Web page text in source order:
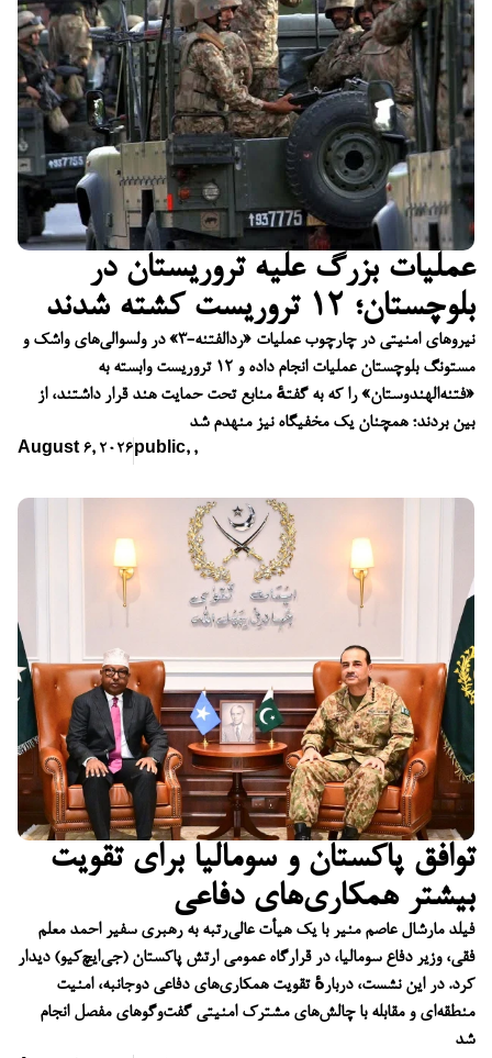
عملیات بزرگ علیه تروریستان در
بلوچستان؛ ۱۲ تروریست کشته شدند
نیروهای امنیتی در چارچوب عملیات «ردالفتنه-۳» در ولسوالی‌های واشک و
مستونگ بلوچستان عملیات انجام داده و ۱۲ تروریست وابسته به
«فتنه‌الهندوستان» را که به گفتهٔ منابع تحت حمایت هند قرار داشتند، از
بین بردند؛ همچنان یک مخفیگاه نیز منهدم شد
August 6, 2026 public, ,
توافق پاکستان و سومالیا برای تقویت
بیشتر همکاری‌های دفاعی
فیلد مارشال عاصم منیر با یک هیأت عالی‌رتبه به رهبری سفیر احمد معلم
فقی، وزیر دفاع سومالیا، در قرارگاه عمومی ارتش پاکستان (جی‌ایچ‌کیو) دیدار
کرد. در این نشست، دربارهٔ تقویت همکاری‌های دفاعی دوجانبه، امنیت
منطقه‌ای و مقابله با چالش‌های مشترک امنیتی گفت‌وگوهای مفصل انجام
شد